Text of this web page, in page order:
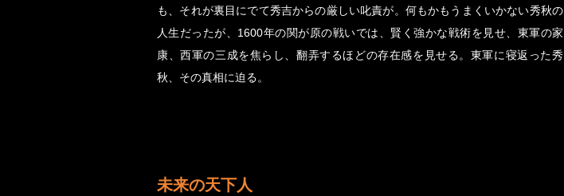
も、それが裏目にでて秀吉からの厳しい叱責が。何もかもうまくいかない秀秋の
人生だったが、1600年の関が原の戦いでは、賢く強かな戦術を見せ、東軍の家
康、西軍の三成を焦らし、翻弄するほどの存在感を見せる。東軍に寝返った秀
秋、その真相に迫る。
未来の天下人